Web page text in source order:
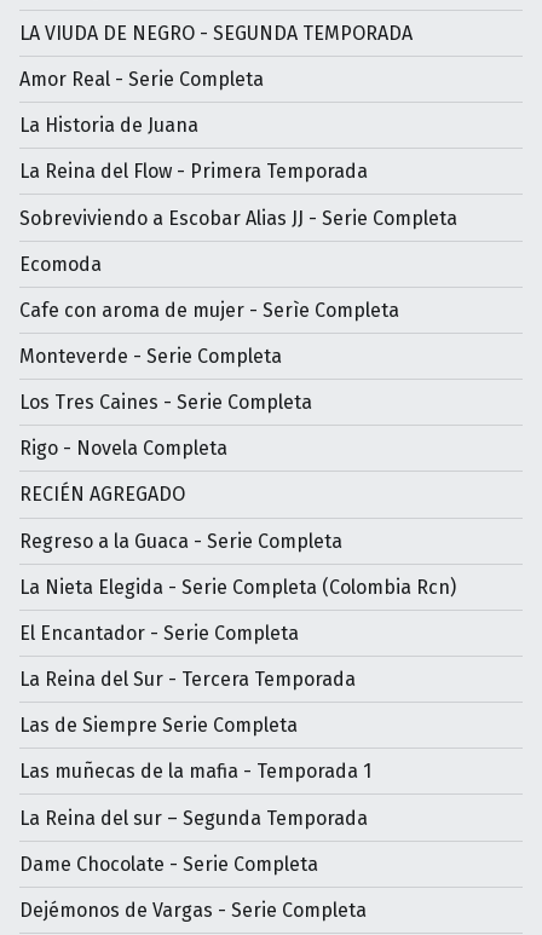
LA VIUDA DE NEGRO - SEGUNDA TEMPORADA
Amor Real - Serie Completa
La Historia de Juana
La Reina del Flow - Primera Temporada
Sobreviviendo a Escobar Alias JJ - Serie Completa
Ecomoda
Cafe con aroma de mujer - Serìe Completa
Monteverde - Serie Completa
Los Tres Caines - Serie Completa
Rigo - Novela Completa
RECIÉN AGREGADO
Regreso a la Guaca - Serie Completa
La Nieta Elegida - Serie Completa (Colombia Rcn)
El Encantador - Serie Completa
La Reina del Sur - Tercera Temporada
Las de Siempre Serie Completa
Las muñecas de la mafia - Temporada 1
La Reina del sur – Segunda Temporada
Dame Chocolate - Serie Completa
Dejémonos de Vargas - Serie Completa